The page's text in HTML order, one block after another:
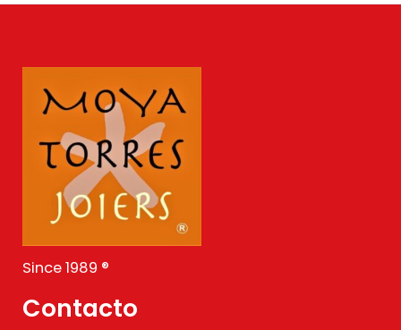
Since 1989 ®
Contacto